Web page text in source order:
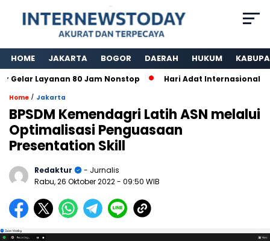
HOME JAKARTA BOGOR DAERAH HUKUM
Layanan 80 Jam Nonstop Hari Adat Internasional Ke
Home / Jakarta
BPSDM Kemendagri Latih ASN melalui
Optimalisasi Penguasaan
Presentation Skill
Redaktur
- Jurnalis
Rabu, 26 Oktober 2022- 09:50 WIB